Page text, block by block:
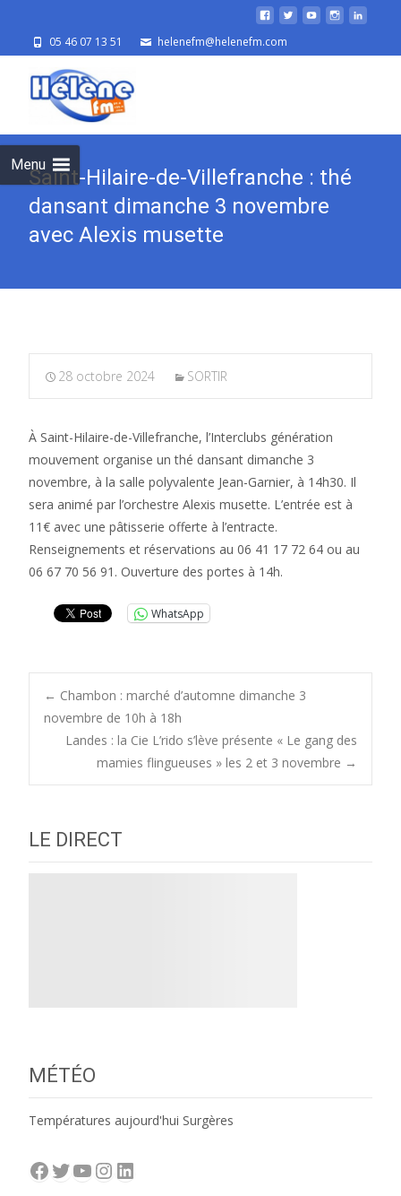
05 46 07 13 51 helenefm@helenefm.com
Menu
Saint-Hilaire-de-Villefranche : thé
dansant dimanche 3 novembre
avec Alexis musette
28 octobre 2024 SORTIR
À Saint-Hilaire-de-Villefranche, l’Interclubs génération
mouvement organise un thé dansant dimanche 3
novembre, à la salle polyvalente Jean-Garnier, à 14h30. Il
sera animé par l’orchestre Alexis musette. L’entrée est à
11€ avec une pâtisserie offerte à l’entracte.
Renseignements et réservations au 06 41 17 72 64 ou au
06 67 70 56 91. Ouverture des portes à 14h.
WhatsApp
Post
navigation
← Chambon : marché d’automne dimanche 3
novembre de 10h à 18h
Landes : la Cie L’rido s’lève présente « Le gang des
mamies flingueuses » les 2 et 3 novembre →
LE DIRECT
MÉTÉO
Températures aujourd'hui Surgères
Facebook
Twitter
YouTube
Instagram
LinkedIn